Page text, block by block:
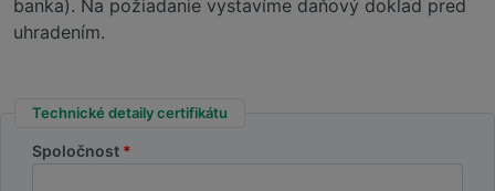
banka). Na požiadanie vystavíme daňový doklad pred
uhradením.
Technické detaily certifikátu
Spoločnost